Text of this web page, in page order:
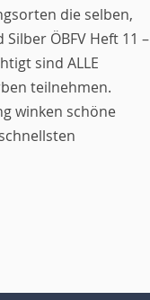
die selben,
ÖBFV Heft 11 –
sind ALLE
teilnehmen.
winken schöne